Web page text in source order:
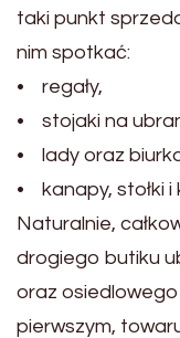
taki punkt
nim spotkać:
• regały,
• stojaki na
• lady oraz
• kanapy, stołki i
Naturalnie,
drogiego butiku
oraz
pierwszym,